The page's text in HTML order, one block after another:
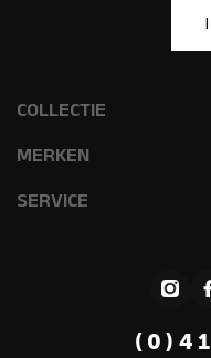
COLLECTIE
MERKEN
SERVICE